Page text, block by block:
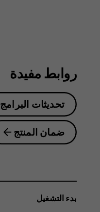
روابط مفيدة
تحديثات البرامج
ضمان المنتج
بدء التشغيل